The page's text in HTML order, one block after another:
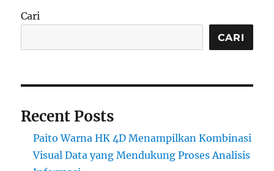
Cari
CARI
Recent Posts
Paito Warna HK 4D Menampilkan Kombinasi
Visual Data yang Mendukung Proses Analisis